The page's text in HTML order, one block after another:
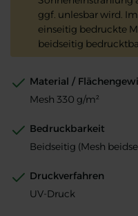
ggf. unlesbar wird.
einseitig bedruckte
beidseitig
Material /
Mesh 330 g/m²
Bedruckbarkeit
Beidseitig (Mesh
Druckverfahren
UV-Druck